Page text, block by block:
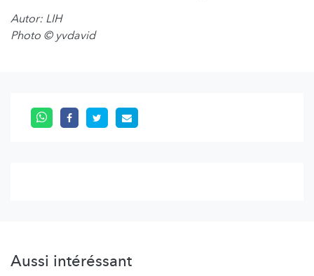
Autor: LIH
Photo © yvdavid
Aussi intéréssant